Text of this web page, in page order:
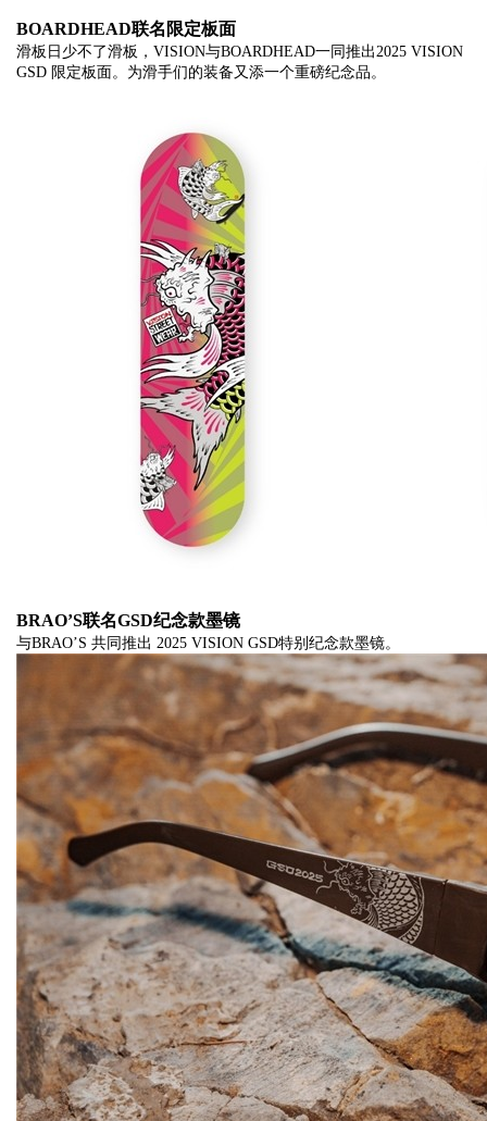
BOARDHEAD联名限定板面
滑板日少不了滑板，VISION与BOARDHEAD一同推出2025 VISION
GSD 限定板面。为滑手们的装备又添一个重磅纪念品。
BRAO’S联名GSD纪念款墨镜
与BRAO’S 共同推出 2025 VISION GSD特别纪念款墨镜。